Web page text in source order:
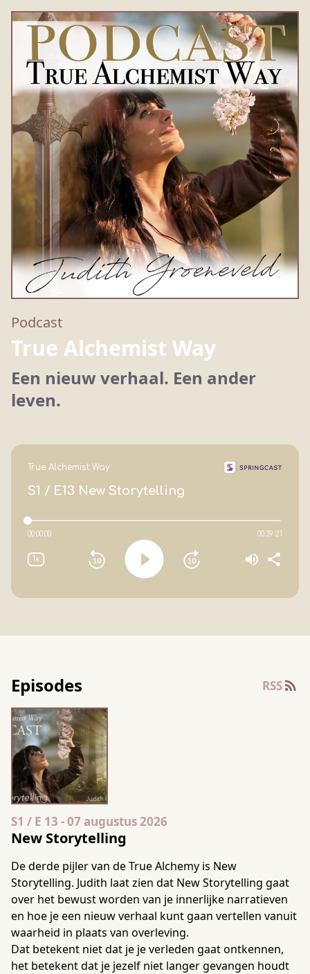
Podcast
True Alchemist Way
Een nieuw verhaal. Een ander
leven.
Episodes RSS
New Storytelling
Seizoen 1 Aflevering 13
S1 / E 13 -07 augustus 2026
De derde pijler van de True Alchemy is New
Storytelling. Judith laat zien dat New Storytelling gaat
over het bewust worden van je innerlijke narratieven
en hoe je een nieuw verhaal kunt gaan vertellen vanuit
waarheid in plaats van overleving.
Dat betekent niet dat je je verleden gaat ontkennen,
het betekent dat je jezelf niet langer gevangen houdt